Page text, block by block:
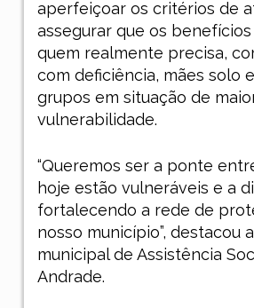
aperfeiçoar os critérios de
assegurar que os
quem realmente precisa,
com deficiência, mães solo
grupos em situação de
vulnerabilidade.
“Queremos ser a ponte
hoje estão vulneráveis e a
fortalecendo a rede de
nosso município”, destacou
municipal de Assistência
Andrade.